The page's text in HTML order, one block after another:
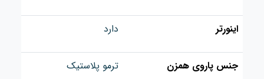
اینورتر دارد
جنس پاروی همزن ترمو پلاستیک